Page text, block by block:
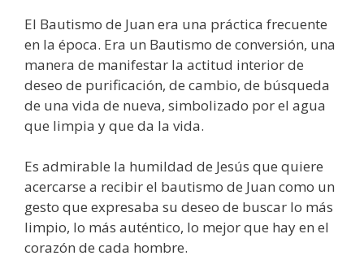
El Bautismo de Juan era una práctica frecuente
en la época. Era un Bautismo de conversión, una
manera de manifestar la actitud interior de
deseo de purificación, de cambio, de búsqueda
de una vida de nueva, simbolizado por el agua
que limpia y que da la vida.
Es admirable la humildad de Jesús que quiere
acercarse a recibir el bautismo de Juan como un
gesto que expresaba su deseo de buscar lo más
limpio, lo más auténtico, lo mejor que hay en el
corazón de cada hombre.